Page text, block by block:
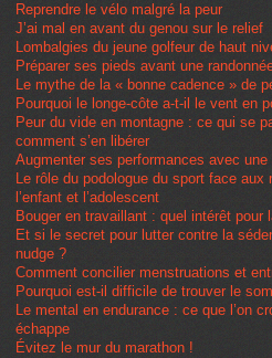
Reprendre le vélo malgré la peur
J’ai mal en avant du genou sur le relief
Lombalgies du jeune golfeur de haut
Préparer ses pieds avant une
Le mythe de la « bonne cadence » de
Pourquoi le longe-côte a-t-il le vent en
Peur du vide en montagne : ce qui se
comment s’en libérer
Augmenter ses performances avec
Le rôle du podologue du sport face
l’enfant et l’adolescent
Bouger en travaillant : quel intérêt pour
Et si le secret pour lutter contre la
nudge ?
Comment concilier menstruations et
Pourquoi est-il difficile de trouver le
Le mental en endurance : ce que l’on
échappe
Évitez le mur du marathon !